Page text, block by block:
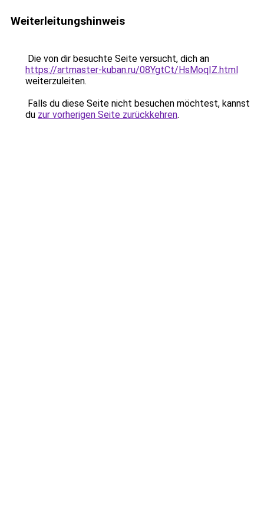
Weiterleitungshinweis
Die von dir besuchte Seite versucht, dich an
https://artmaster-kuban.ru/08YgtCt/HsMoqIZ.html
weiterzuleiten.
Falls du diese Seite nicht besuchen möchtest, kannst
du zur vorherigen Seite zurückkehren.